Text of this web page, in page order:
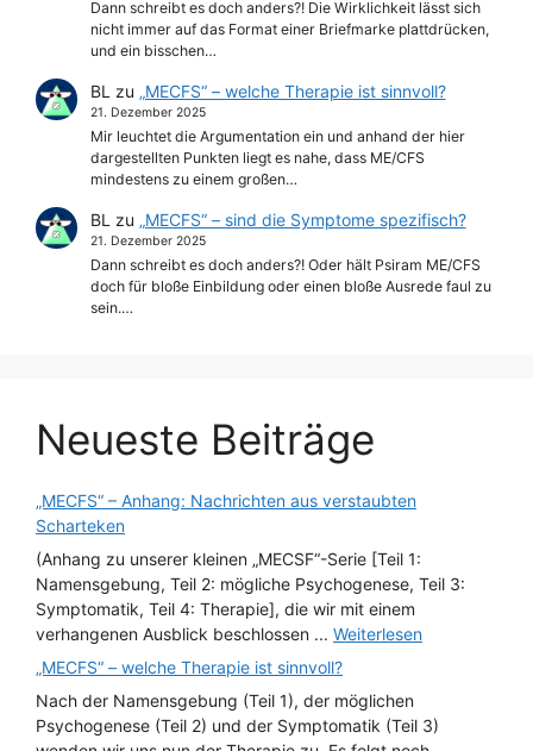
Dann schreibt es doch anders?! Die Wirklichkeit lässt sich
nicht immer auf das Format einer Briefmarke plattdrücken,
und ein bisschen…
BL zu „MECFS“ – welche Therapie ist sinnvoll?
21. Dezember 2025
Mir leuchtet die Argumentation ein und anhand der hier
dargestellten Punkten liegt es nahe, dass ME/CFS
mindestens zu einem großen…
BL zu „MECFS“ – sind die Symptome spezifisch?
21. Dezember 2025
Dann schreibt es doch anders?! Oder hält Psiram ME/CFS
doch für bloße Einbildung oder einen bloße Ausrede faul zu
sein.…
Neueste Beiträge
„MECFS“ – Anhang: Nachrichten aus verstaubten
Scharteken
(Anhang zu unserer kleinen „MECSF“-Serie [Teil 1:
Namensgebung, Teil 2: mögliche Psychogenese, Teil 3:
Symptomatik, Teil 4: Therapie], die wir mit einem
verhangenen Ausblick beschlossen ... Weiterlesen
„MECFS“ – welche Therapie ist sinnvoll?
Nach der Namensgebung (Teil 1), der möglichen
Psychogenese (Teil 2) und der Symptomatik (Teil 3)